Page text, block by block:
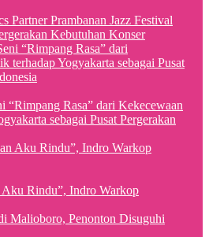
Partner Prambanan Jazz Festival
Kebutuhan Konser
“Rimpang Rasa” dari Kekecewaan
sebagai Pusat Pergerakan
Rindu”, Indro Warkop